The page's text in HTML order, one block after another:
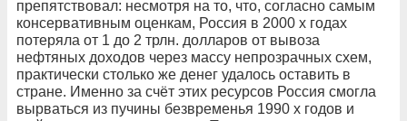
препятствовал: несмотря на то, что, согласно самым
консервативным оценкам, Россия в 2000 х годах
потеряла от 1 до 2 трлн. долларов от вывоза
нефтяных доходов через массу непрозрачных схем,
практически столько же денег удалось оставить в
стране. Именно за счёт этих ресурсов Россия смогла
вырваться из пучины безвременья 1990 х годов и